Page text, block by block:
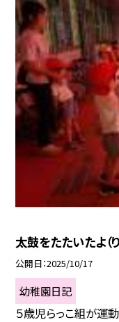
太鼓をたたいたよ（
公開日 2025/10/17
幼稚園日記
５歳児らっこ組が運